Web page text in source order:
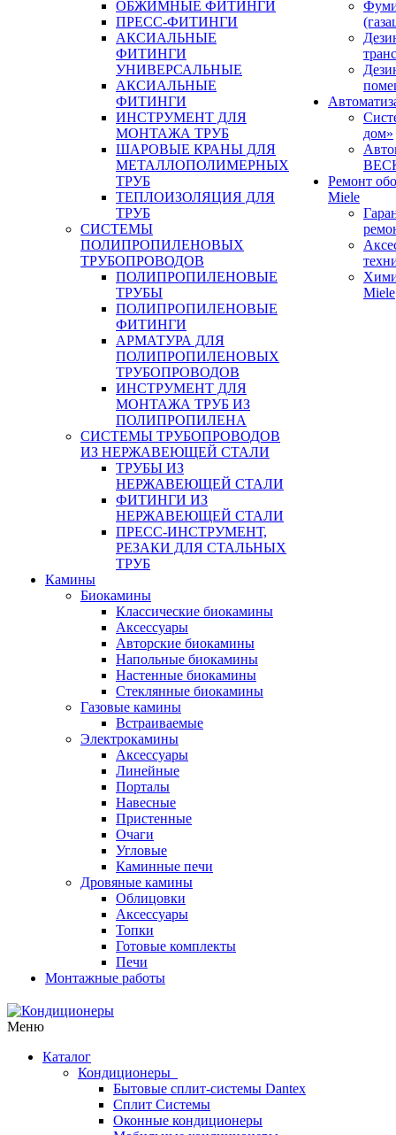
ОБЖИМНЫЕ ФИТИНГИ
ПРЕСС-ФИТИНГИ
АКСИАЛЬНЫЕ
ФИТИНГИ
УНИВЕРСАЛЬНЫЕ
АКСИАЛЬНЫЕ
ФИТИНГИ
ИНСТРУМЕНТ ДЛЯ
МОНТАЖА ТРУБ
ШАРОВЫЕ КРАНЫ ДЛЯ
МЕТАЛЛОПОЛИМЕРНЫХ
ТРУБ
ТЕПЛОИЗОЛЯЦИЯ ДЛЯ
ТРУБ
СИСТЕМЫ
ПОЛИПРОПИЛЕНОВЫХ
ТРУБОПРОВОДОВ
ПОЛИПРОПИЛЕНОВЫЕ
ТРУБЫ
ПОЛИПРОПИЛЕНОВЫЕ
ФИТИНГИ
АРМАТУРА ДЛЯ
ПОЛИПРОПИЛЕНОВЫХ
ТРУБОПРОВОДОВ
ИНСТРУМЕНТ ДЛЯ
МОНТАЖА ТРУБ ИЗ
ПОЛИПРОПИЛЕНА
СИСТЕМЫ ТРУБОПРОВОДОВ
ИЗ НЕРЖАВЕЮЩЕЙ СТАЛИ
ТРУБЫ ИЗ
НЕРЖАВЕЮЩЕЙ СТАЛИ
ФИТИНГИ ИЗ
НЕРЖАВЕЮЩЕЙ СТАЛИ
ПРЕСС-ИНСТРУМЕНТ,
РЕЗАКИ ДЛЯ СТАЛЬНЫХ
ТРУБ
Камины
Биокамины
Классические биокамины
Аксессуары
Авторские биокамины
Напольные биокамины
Настенные биокамины
Стеклянные биокамины
Газовые камины
Встраиваемые
Электрокамины
Аксессуары
Линейные
Порталы
Навесные
Пристенные
Очаги
Угловые
Каминные печи
Дровяные камины
Облицовки
Аксессуары
Топки
Готовые комплекты
Печи
Монтажные работы
дом»
Ремонт
Miele
Miele
Меню
Каталог
Кондиционеры
Бытовые сплит-системы Dantex
Сплит Системы
Оконные кондиционеры